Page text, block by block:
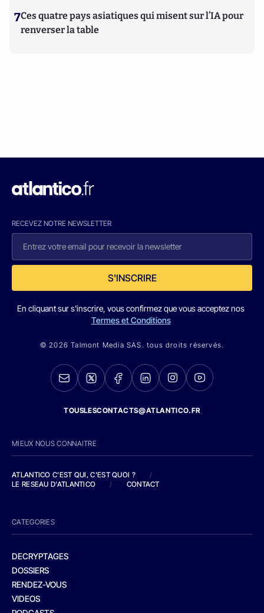
7Ces quatre pays asiatiques qui misent sur l’IA pour
renverser la table
RECEVEZ NOTRE NEWSLETTER
S'INSCRIRE
En cliquant sur s'inscrire, vous confirmez que vous acceptez nos
Termes et Conditions
© 2026 Talmont Media SAS. tous droits réservés.
TOUSLESCONTACTS@ATLANTICO.FR
MIEUX NOUS CONNAITRE
ATLANTICO C'EST QUI, C'EST QUOI ?
/
LE RESEAU D'ATLANTICO
/ CONTACT
CATEGORIES
DECRYPTAGES
DOSSIERS
RENDEZ-VOUS
VIDEOS